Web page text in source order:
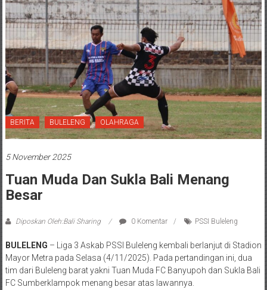
BERITA BULELENG OLAHRAGA
5 November 2025
Tuan Muda Dan Sukla Bali Menang
Besar
Diposkan Oleh:Bali Sharing 0 Komentar PSSI Buleleng
BULELENG – Liga 3 Askab PSSI Buleleng kembali berlanjut di Stadion
Mayor Metra pada Selasa (4/11/2025). Pada pertandingan ini, dua
tim dari Buleleng barat yakni Tuan Muda FC Banyupoh dan Sukla Bali
FC Sumberklampok menang besar atas lawannya.